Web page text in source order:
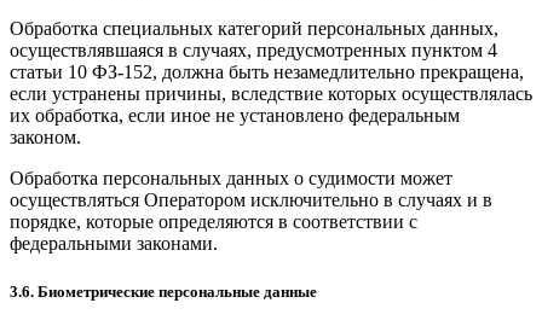
Обработка специальных категорий персональных данных,
осуществлявшаяся в случаях, предусмотренных пунктом 4
статьи 10 ФЗ-152, должна быть незамедлительно прекращена,
если устранены причины, вследствие которых осуществлялась
их обработка, если иное не установлено федеральным
законом.
Обработка персональных данных о судимости может
осуществляться Оператором исключительно в случаях и в
порядке, которые определяются в соответствии с
федеральными законами.
3.6. Биометрические персональные данные